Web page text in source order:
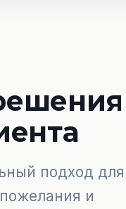
подход для
и